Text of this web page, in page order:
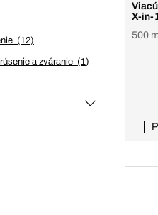
12
a zváranie 1
X-in-
500